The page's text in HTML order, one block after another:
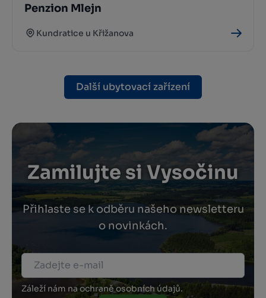
Penzion Mlejn
Kundratice u Křižanova
Další ubytovací zařízení
Zamilujte si Vysočinu
Přihlaste se k odběru našeho newsletteru
o novinkách.
Záleží nám na ochraně osobních údajů.